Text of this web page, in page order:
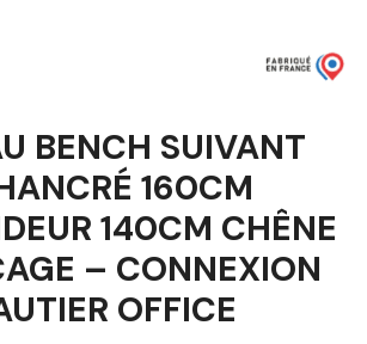
BENCH SUIVANT
160CM
140CM CHÊNE
– CONNEXION
OFFICE